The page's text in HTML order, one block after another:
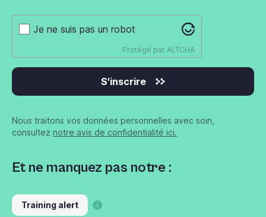
Je ne suis pas un robot
Protégé par ALTCHA
S'inscrire
Nous traitons vos données personnelles avec soin,
consultez notre avis de confidentialité ici.
Et ne manquez pas notre :
Training alert